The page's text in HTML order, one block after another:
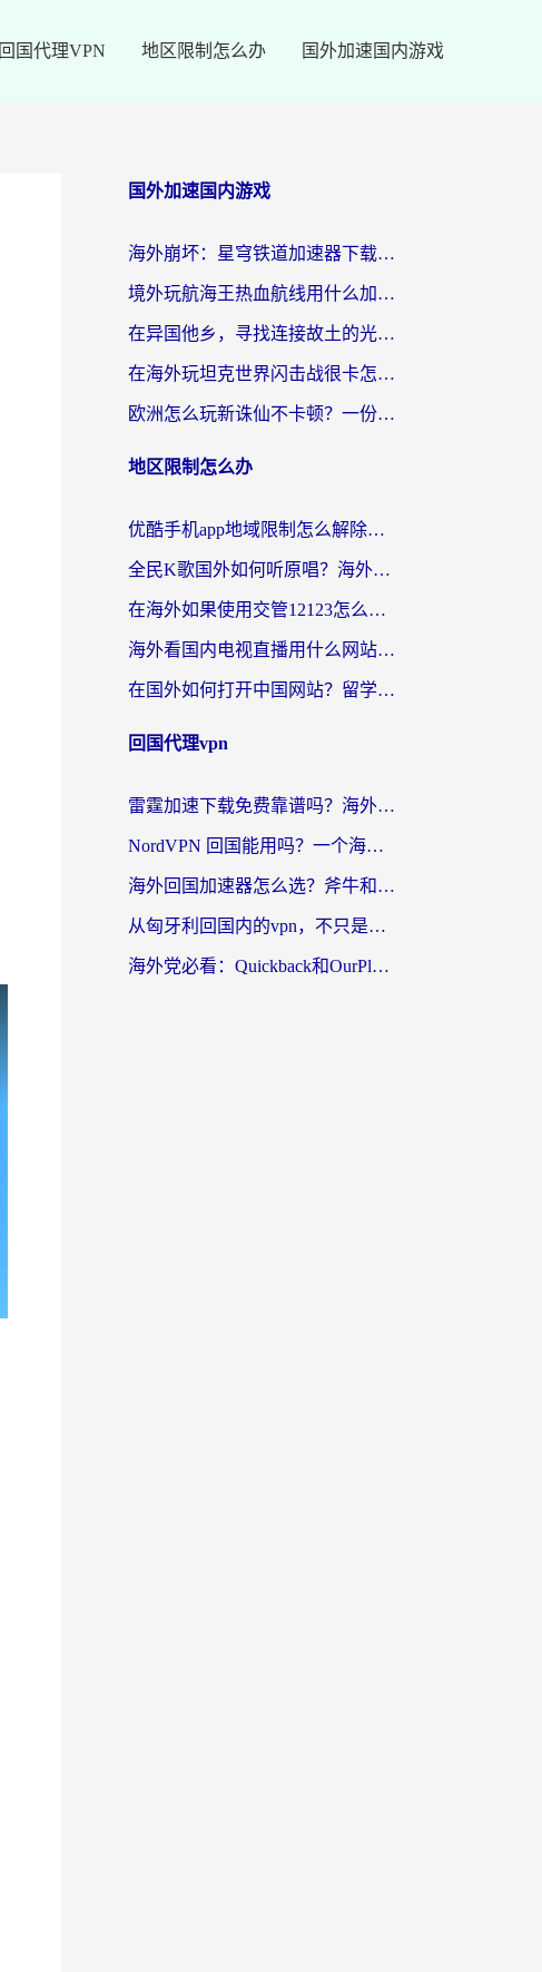
回国代理VPN 地区限制怎么办 国外加速国内游戏
国外加速国内游戏
海外崩坏：星穹铁道加速器下载安装：一份给游子的终极网络指南
境外玩航海王热血航线用什么加速器？2026海外玩家实测最优方案（附欧洲问道堡垒前线加速技巧）
在异国他乡，寻找连接故土的光明大陆免费加速器
在海外玩坦克世界闪击战很卡怎么办？老玩家亲测有效的加速器选择指南
欧洲怎么玩新诛仙不卡顿？一份给海外游子的国服游戏畅玩指南
地区限制怎么办
优酷手机app地域限制怎么解除？海外党亲测有效的追剧方案
全民K歌国外如何听原唱？海外党亲测有效的回国加速器选择指南
在海外如果使用交管12123怎么处理？留学生亲测有效的回国加速方案
海外看国内电视直播用什么网站比较好？一篇解决你所有追剧难题的实用指南
在国外如何打开中国网站？留学生与海外华人的无缝访问指南
回国代理vpn
雷霆加速下载免费靠谱吗？海外党选回国加速器的避坑指南（附热门工具对比）
NordVPN 回国能用吗？一个海外用户必须面对的真实困境
海外回国加速器怎么选？斧牛和海龟哪个好？一篇帮你避开坑的实用指南
从匈牙利回国内的vpn，不只是为了刷剧那么简单
海外党必看：Quickback和OurPlay好用吗？3分钟选对回国加速器，无缝刷剧玩游戏